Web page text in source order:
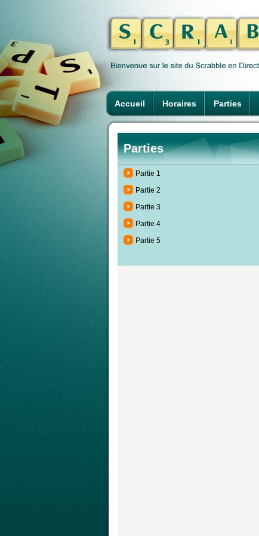
Accueil Horaires Parties
Parties
Partie 1
Partie 2
Partie 3
Partie 4
Partie 5